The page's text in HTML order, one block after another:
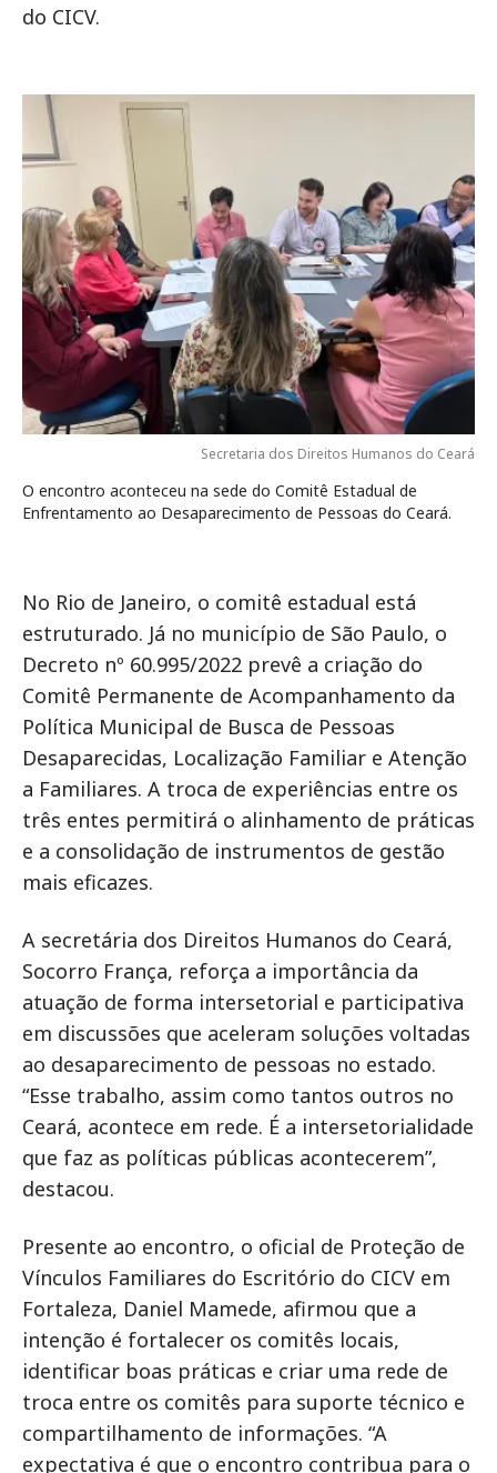
do CICV.
Secretaria dos Direitos Humanos do Ceará
O encontro aconteceu na sede do Comitê Estadual de
Enfrentamento ao Desaparecimento de Pessoas do Ceará.
No Rio de Janeiro, o comitê estadual está
estruturado. Já no município de São Paulo, o
Decreto nº 60.995/2022 prevê a criação do
Comitê Permanente de Acompanhamento da
Política Municipal de Busca de Pessoas
Desaparecidas, Localização Familiar e Atenção
a Familiares. A troca de experiências entre os
três entes permitirá o alinhamento de práticas
e a consolidação de instrumentos de gestão
mais eficazes.
A secretária dos Direitos Humanos do Ceará,
Socorro França, reforça a importância da
atuação de forma intersetorial e participativa
em discussões que aceleram soluções voltadas
ao desaparecimento de pessoas no estado.
“Esse trabalho, assim como tantos outros no
Ceará, acontece em rede. É a intersetorialidade
que faz as políticas públicas acontecerem”,
destacou.
Presente ao encontro, o oficial de Proteção de
Vínculos Familiares do Escritório do CICV em
Fortaleza, Daniel Mamede, afirmou que a
intenção é fortalecer os comitês locais,
identificar boas práticas e criar uma rede de
troca entre os comitês para suporte técnico e
compartilhamento de informações. “A
expectativa é que o encontro contribua para o